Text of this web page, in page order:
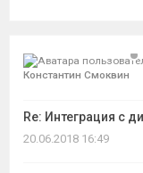
Константин Смоквин
Re: Интеграция с
20.06.2018 16:49